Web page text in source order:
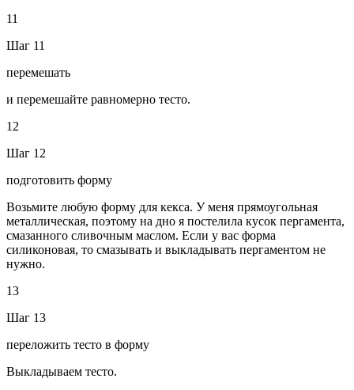
11
Шаг 11
перемешать
и перемешайте равномерно тесто.
12
Шаг 12
подготовить форму
Возьмите любую форму для кекса. У меня прямоугольная
металлическая, поэтому на дно я постелила кусок пергамента,
смазанного сливочным маслом. Если у вас форма
силиконовая, то смазывать и выкладывать пергаментом не
нужно.
13
Шаг 13
переложить тесто в форму
Выкладываем тесто.